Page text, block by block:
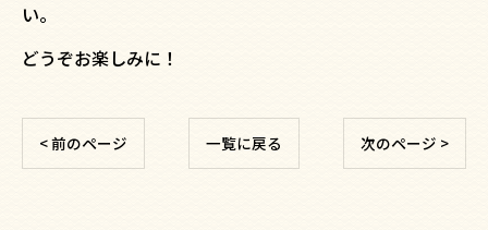
い。
どうぞお楽しみに！
< 前のページ 一覧に戻る 次のページ >